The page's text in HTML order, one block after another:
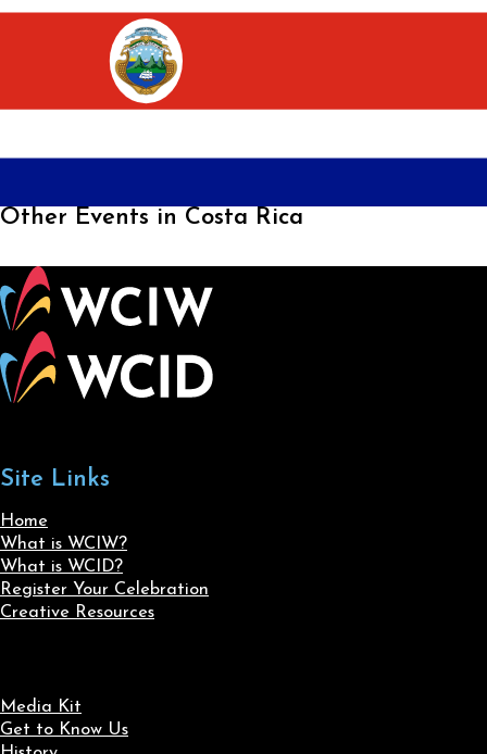
Other Events in Costa Rica
Site Links
Home
What is WCIW?
What is WCID?
Register Your Celebration
Creative Resources
Media Kit
Get to Know Us